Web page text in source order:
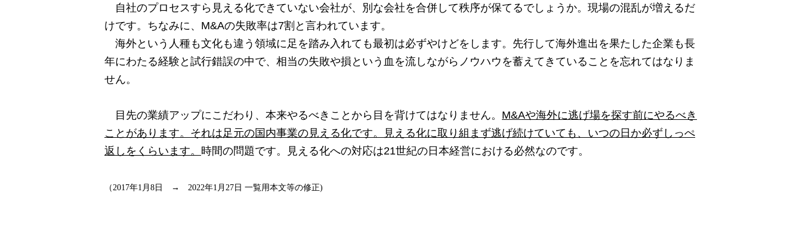
自社のプロセスすら見える化できていない会社が、別な会社を合併して秩序が保てるでしょうか。現場の混乱が増えるだ
けです。ちなみに、M&Aの失敗率は7割と言われています。
海外という人種も文化も違う領域に足を踏み入れても最初は必ずやけどをします。先行して海外進出を果たした企業も長
年にわたる経験と試行錯誤の中で、相当の失敗や損という血を流しながらノウハウを蓄えてきていることを忘れてはなりま
せん。
目先の業績アップにこだわり、本来やるべきことから目を背けてはなりません。 M&Aや海外に逃げ場を探す前にやるべき
ことがあります。それは足元の国内事業の見える化です。見える化に取り組まず逃げ続けていても、いつの日か必ずしっぺ
返しをくらいます。 時間の問題です。見える化への対応は21世紀の日本経営における必然なのです。
（2017年1 月 8 日 → 2022年1 月 27 日 一覧用本文等の修正)